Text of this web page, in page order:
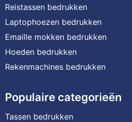
Reistassen bedrukken
Laptophoezen bedrukken
Emaille mokken bedrukken
Hoeden bedrukken
Rekenmachines bedrukken
Populaire categorieën
Tassen bedrukken